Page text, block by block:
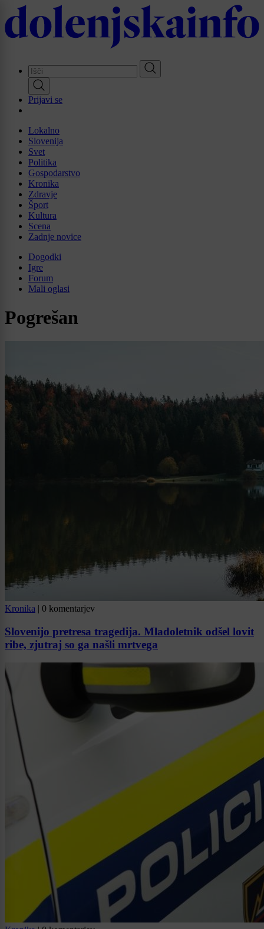
Skip
to
main
Prijavi se
Lokalno
Slovenija
Svet
Politika
Gospodarstvo
Kronika
Zdravje
Šport
Kultura
Scena
Zadnje novice
Dogodki
Igre
Forum
Mali oglasi
Pogrešan
Kronika 0 komentarjev
Slovenijo pretresa tragedija. Mladoletnik odšel lovit
ribe, zjutraj so ga našli mrtvega